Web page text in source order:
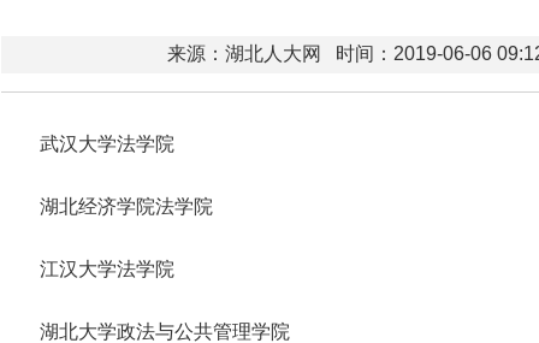
来源：湖北人大网 时间：2019-06-06
武汉大学法学院
湖北经济学院法学院
江汉大学法学院
湖北大学政法与公共管理学院